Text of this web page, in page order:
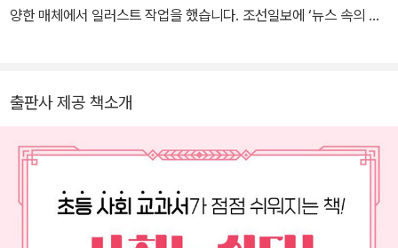
양한 매체에서 일러스트 작업을 했습니다. 조선일보에 ‘뉴스 속의 한
과학!》 《4학년 5반 불평쟁이들》 《그림자 세탁소》 《헌 자전거 줄게,
출판사 제공 책소개